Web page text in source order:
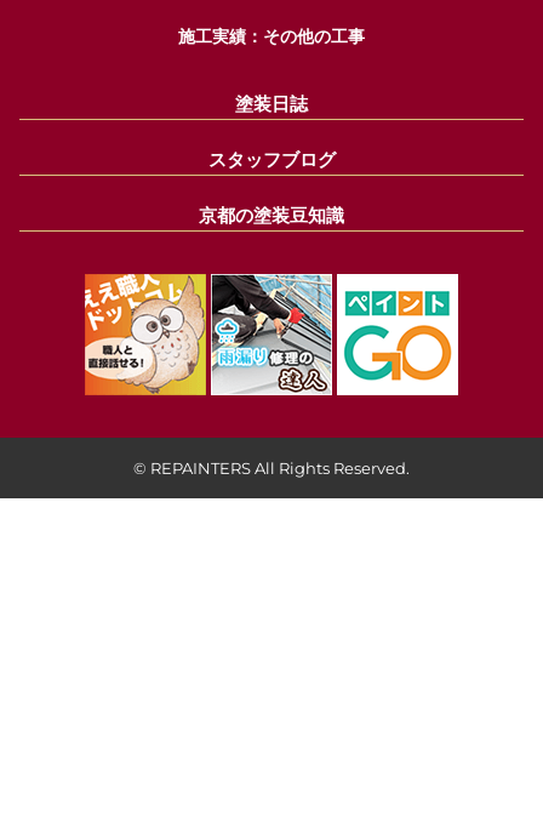
施工実績：その他の工事
塗装日誌
スタッフブログ
京都の塗装豆知識
© REPAINTERS All Rights Reserved.